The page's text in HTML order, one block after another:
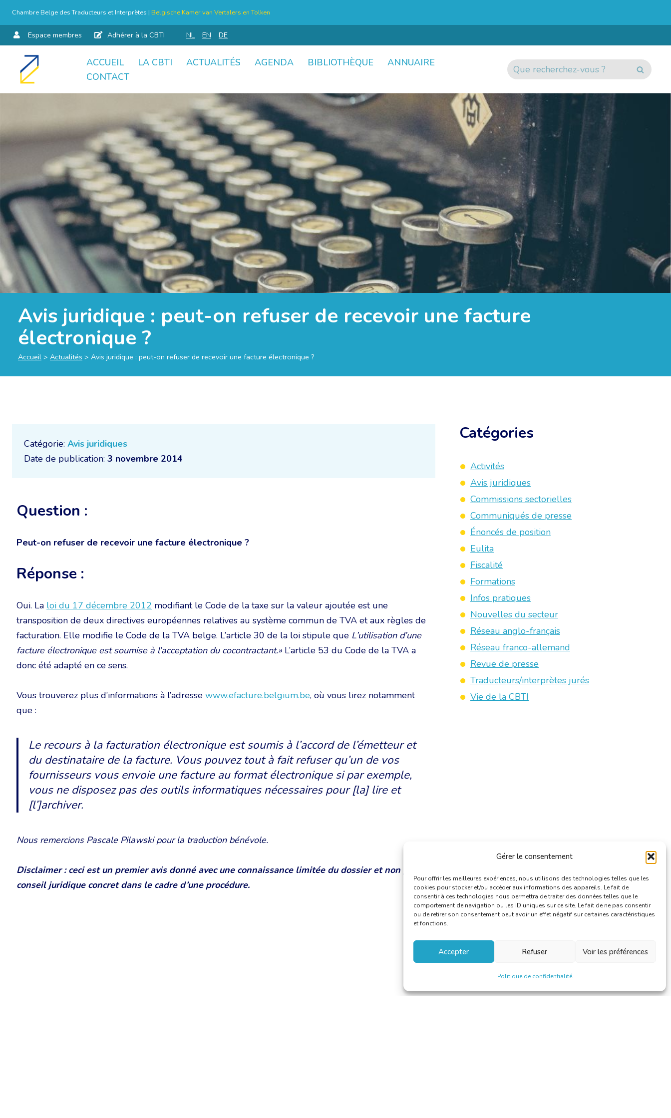
Gérer le consentement
Pour offrir les meilleures expériences, nous utilisons des technologies telles que les
cookies pour stocker et/ou accéder aux informations des appareils. Le fait de
consentir à ces technologies nous permettra de traiter des données telles que le
comportement de navigation ou les ID uniques sur ce site. Le fait de ne pas consentir
ou de retirer son consentement peut avoir un effet négatif sur certaines caractéristiques
et fonctions.
Accepter Refuser Voir les préférences
Politique de confidentialité
Chambre Belge des Traducteurs et Interprètes | Belgische Kamer van Vertalers en Tolken
Espace membres Adhérer à la CBTI NL EN DE
Aller
ACCUEIL LA CBTI ACTUALITÉS AGENDA BIBLIOTHÈQUE
ANNUAIRE
CONTACT
Avis juridique : peut-on refuser de recevoir une facture
électronique ?
Accueil > Actualités > Avis juridique : peut-on refuser de recevoir une facture électronique ?
Catégorie: Avis juridiques
Date de publication: 3 novembre 2014
Question :
Peut-on refuser de recevoir une facture électronique ?
Réponse :
Oui. La loi du 17 décembre 2012 modifiant le Code de la taxe sur la valeur ajoutée est une
transposition de deux directives européennes relatives au système commun de TVA et aux règles de
facturation. Elle modifie le Code de la TVA belge. L’article 30 de la loi stipule que L’utilisation d’une
facture électronique est soumise à l’acceptation du cocontractant.» L’article 53 du Code de la TVA a
donc été adapté en ce sens.
Vous trouverez plus d’informations à l’adresse www.efacture.belgium.be, où vous lirez notamment
que :
Le recours à la facturation électronique est soumis à l’accord de l’émetteur et
du destinataire de la facture. Vous pouvez tout à fait refuser qu’un de vos
fournisseurs vous envoie une facture au format électronique si par exemple,
vous ne disposez pas des outils informatiques nécessaires pour [la] lire et
[l’]archiver.
Nous remercions Pascale Pilawski pour la traduction bénévole.
Disclaimer : ceci est un premier avis donné avec une connaissance limitée du dossier et non pas un
conseil juridique concret dans le cadre d’une procédure.
Catégories
Activités
Avis juridiques
Commissions sectorielles
Communiqués de presse
Énoncés de position
Eulita
Fiscalité
Formations
Infos pratiques
Nouvelles du secteur
Réseau anglo-français
Réseau franco-allemand
Revue de presse
Traducteurs/interprètes jurés
Vie de la CBTI